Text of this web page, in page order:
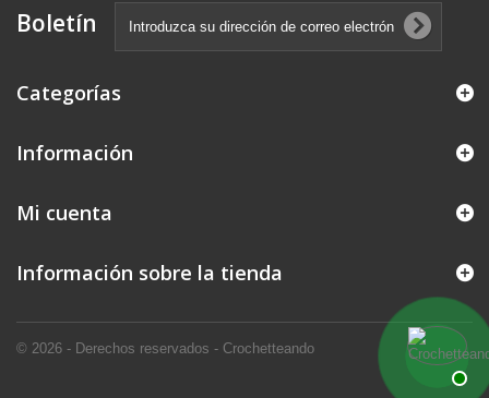
Boletín
Categorías
Información
© 2026 - Derechos reservados - Crochetteando
Mi cuenta
Información sobre la tienda